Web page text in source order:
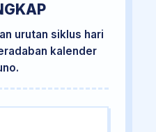
urutan siklus hari
kalender